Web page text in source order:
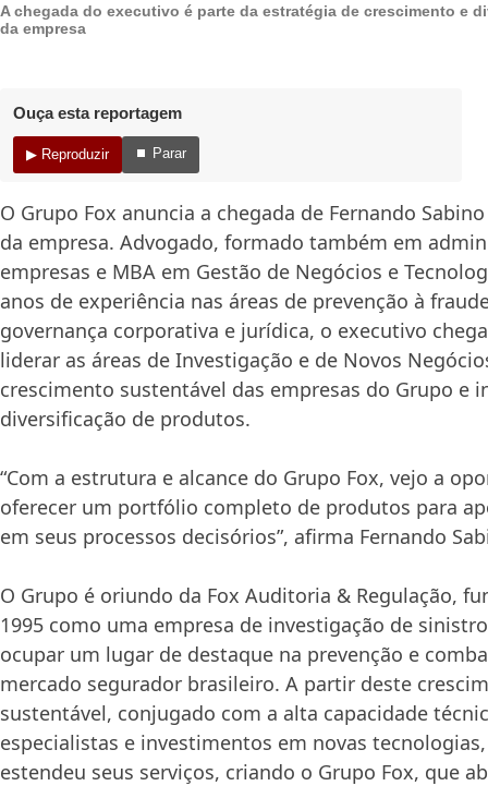
A chegada do executivo é parte da estratégia de crescimento e
da empresa
Ouça esta reportagem
▶ Reproduzir ⏹ Parar
O Grupo Fox anuncia a chegada de Fernando
da empresa. Advogado, formado também em
empresas e MBA em Gestão de Negócios e
anos de experiência nas áreas de prevenção à
governança corporativa e jurídica, o executivo
liderar as áreas de Investigação e de Novos
crescimento sustentável das empresas do Grupo e
diversificação de produtos.
“Com a estrutura e alcance do Grupo Fox, vejo a
oferecer um portfólio completo de produtos para
em seus processos decisórios”, afirma Fernando
O Grupo é oriundo da Fox Auditoria & Regulação,
1995 como uma empresa de investigação de
ocupar um lugar de destaque na prevenção e
mercado segurador brasileiro. A partir deste
sustentável, conjugado com a alta capacidade
especialistas e investimentos em novas
estendeu seus serviços, criando o Grupo Fox, que